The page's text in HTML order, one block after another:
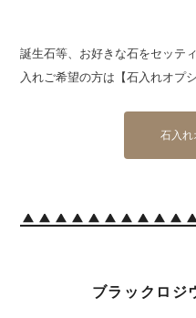
誕生石等、お好きな石をセッテ
入れご希望の方は【石入れオプ
石入れ
ブラックロジ